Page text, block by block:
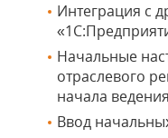
Интеграция с
Начальные
отраслевого
начала
Ввод